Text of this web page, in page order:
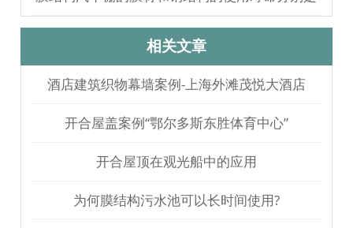
多久？
相关文章
酒店建筑织物幕墙案例-上海外滩茂悦大酒店
开合屋盖案例“鄂尔多斯东胜体育中心”
开合屋顶在观光船中的应用
为何膜结构污水池可以长时间使用?